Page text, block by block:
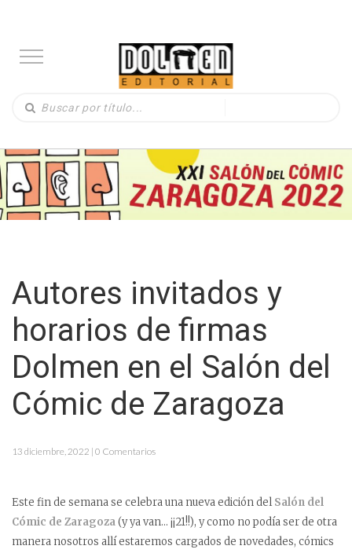
Autores invitados y
horarios de firmas
Dolmen en el Salón del
Cómic de Zaragoza
13 diciembre, 2022 | 0 Comentarios
Este fin de semana se celebra una nueva edición delSalón del
Cómic de Zaragoza(y ya van… ¡¡21!!), y como no podía ser de otra
manera nosotros allí estaremos cargados de novedades, cómics